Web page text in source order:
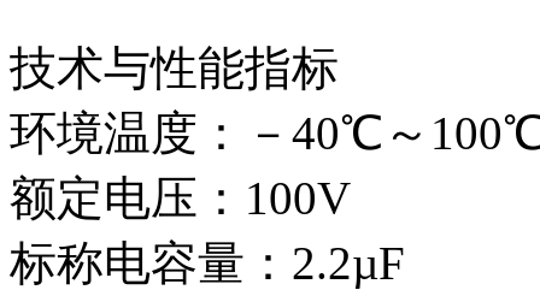
技术与性能指标
环境温度：－40℃～
额定电压：100V
标称电容量：2.2µF